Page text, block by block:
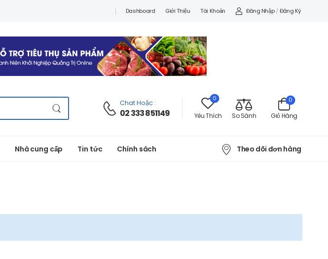
Dashboard Giới Thiệu Tài Khoản Đăng Nhập / Đăng Ký
Chat Hoặc :
02 333 851149
0
Yêu Thích So Sánh Giỏ Hàng
0
Nhà cung cấp Tin tức Chính sách Theo dõi đơn hàng